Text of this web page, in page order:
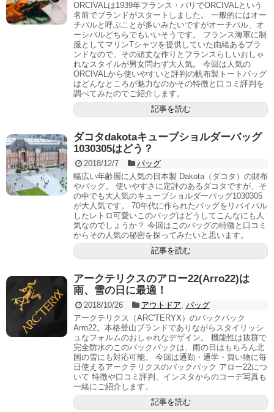
ORCIVALは1939年フランス・パリでORCIVALという
名前でブランドがスタートしました。 一般的にはオー
チバルと呼ぶことが多いみたいですがオーチバル、オ
ーシバルどちらでもいいそうです。 フランス海軍に制
服としてマリンTシャツを提供していた由緒あるブラ
ンドなので、その頑丈な作りとフランスらしいおしゃ
れなスタイルが男女問わず大人気。 今回は人気の
ORCIVALから使いやすいと評判の帆布製トートバッグ
はどんなところが魅力なのかその特徴と口コミ評判を
調べてみたのでご紹介します。
記事を読む
ダコタdakotaキューブショルダーバッグ
1030305はどう？
2018/12/7
バッグ
幅広い年齢層に人気の日本製 Dakota（ダコタ）の財布
やバッグ。 使いやすさに定評のあるダコタですが、そ
の中でも大人気のキューブショルダーバッグ1030305
が大人気です。 70年代に作られたバッグをリバイバル
したレトロ可愛いこのバッグはどうしてこんなにも人
気なのでしょうか？ 今回はこのバッグの特徴と口コミ
からその人気の秘密を探ってみたいと思います。
記事を読む
アークテリクスのアロー22(Arro22)は
雨、雪の日に最適！
2018/10/26 アウトドア, バッグ
アークテリクス（ARC'TERYX）のバックパック
Arro22。本格登山ブランドでありながらスタイリッシ
ュなフォルムのおしゃれなデザイン。 機能性は抜群で
完全防水のこのバックパックは、雨の日はもちろん北
国の雪にも対応可能。 今回は通勤・通学・買い物に毎
日使えるアークテリクスのバックパック アロー22につ
いて 特徴や口コミ評判、インスタからのコーデ写真も
一緒にご紹介します。
記事を読む